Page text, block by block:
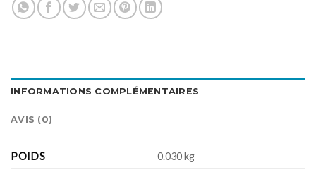
INFORMATIONS COMPLÉMENTAIRES
AVIS (0)
POIDS 0.030 kg